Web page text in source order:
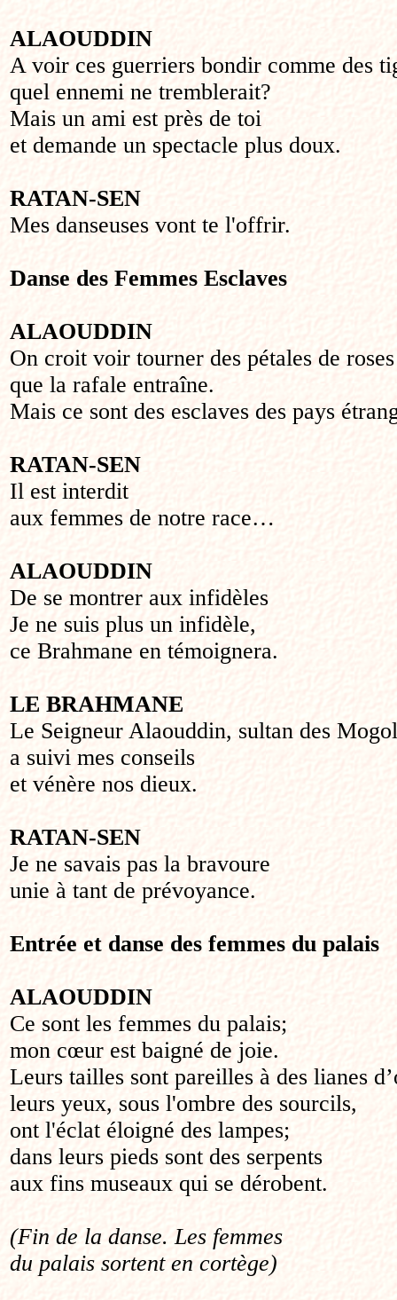
ALAOUDDIN
A voir ces guerriers bondir comme des
quel ennemi ne tremblerait?
Mais un ami est près de toi
et demande un spectacle plus doux.
RATAN-SEN
Mes danseuses vont te l'offrir.
Danse des Femmes Esclaves
ALAOUDDIN
On croit voir tourner des pétales de roses
que la rafale entraîne.
Mais ce sont des esclaves des pays
RATAN-SEN
Il est interdit
aux femmes de notre race…
ALAOUDDIN
De se montrer aux infidèles
Je ne suis plus un infidèle,
ce Brahmane en témoignera.
LE BRAHMANE
Le Seigneur Alaouddin, sultan des
a suivi mes conseils
et vénère nos dieux.
RATAN-SEN
Je ne savais pas la bravoure
unie à tant de prévoyance.
Entrée et danse des femmes du palais
ALAOUDDIN
Ce sont les femmes du palais;
mon cœur est baigné de joie.
Leurs tailles sont pareilles à des lianes
leurs yeux, sous l'ombre des sourcils,
ont l'éclat éloigné des lampes;
dans leurs pieds sont des serpents
aux fins museaux qui se dérobent.
(Fin de la danse. Les femmes
du palais sortent en cortège)